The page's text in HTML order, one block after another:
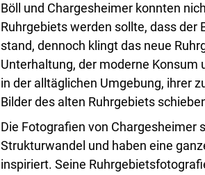
Böll und Chargesheimer konnten
Ruhrgebiets werden sollte, dass der
stand, dennoch klingt das neue
Unterhaltung, der moderne Konsum
in der alltäglichen Umgebung, ihrer
Bilder des alten Ruhrgebiets
Die Fotografien von Chargesheimer
Strukturwandel und haben eine
inspiriert. Seine